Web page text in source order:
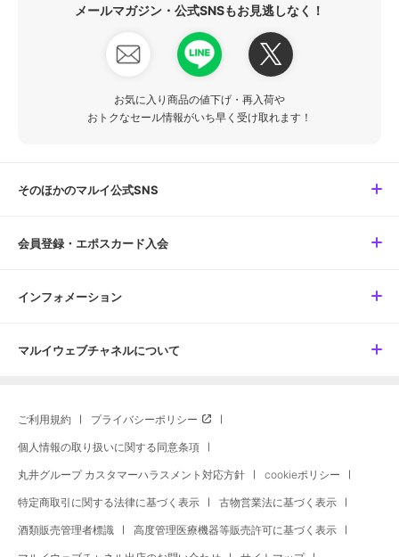
メールマガジン・公式SNSもお見逃しなく！
お気に入り商品の値下げ・再入荷や
おトクなセール情報がいち早く受け取れます！
そのほかのマルイ公式SNS
会員登録・エポスカード入会
インフォメーション
マルイウェブチャネルについて
ご利用規約 プライバシーポリシー
個人情報の取り扱いに関する同意条項
丸井グループ カスタマーハラスメント対応方針 cookieポリシー
特定商取引に関する法律に基づく表示 古物営業法に基づく表示
酒類販売管理者標識 高度管理医療機器等販売許可に基づく表示